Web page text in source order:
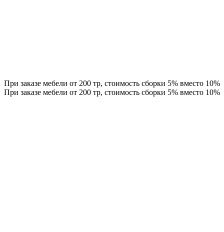
При заказе мебели от 200 тр, стоимость сборки 5% вместо 10%
При заказе мебели от 200 тр, стоимость сборки 5% вместо 10%